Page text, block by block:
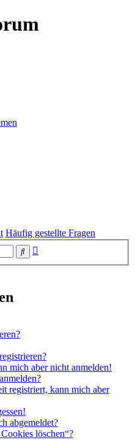
Häufig gestellte Fragen
Suche
mich aber nicht anmelden!
registriert, kann mich aber
abgemeldet?
löschen“?